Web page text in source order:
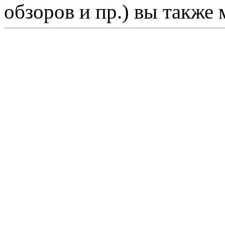
обзоров и пр.) вы также